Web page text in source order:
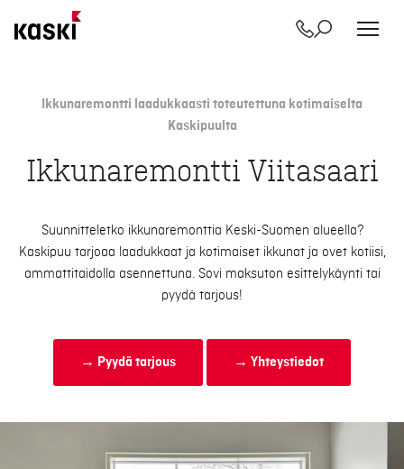
Yhteystiedot
Etsi
Ikkunaremontti laadukkaasti toteutettuna kotimaiselta
Kaskipuulta
Ikkunaremontti Viitasaari
Suunnitteletko ikkunaremonttia Keski-Suomen alueella?
Kaskipuu tarjoaa laadukkaat ja kotimaiset ikkunat ja ovet kotiisi,
ammattitaidolla asennettuna. Sovi maksuton esittelykäynti tai
pyydä tarjous!
→ Pyydä tarjous → Yhteystiedot